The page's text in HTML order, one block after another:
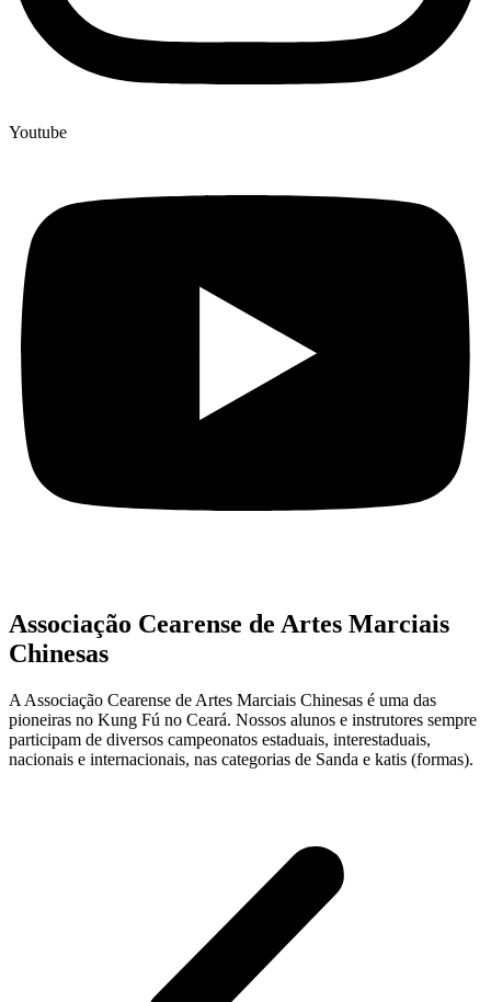
Youtube
Associação Cearense de Artes Marciais
Chinesas
A Associação Cearense de Artes Marciais Chinesas é uma das
pioneiras no Kung Fú no Ceará. Nossos alunos e instrutores sempre
participam de diversos campeonatos estaduais, interestaduais,
nacionais e internacionais, nas categorias de Sanda e katis (formas).